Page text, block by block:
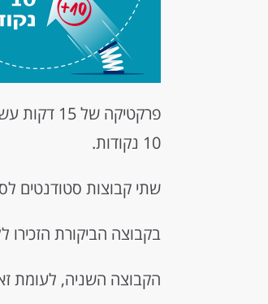
פרקטיקה
10 נקודות.
שתי קבוצות סטודנטים
בקבוצה הביקורת הזכירו
הקבוצה השניה, לעומת זאת, קיבלה